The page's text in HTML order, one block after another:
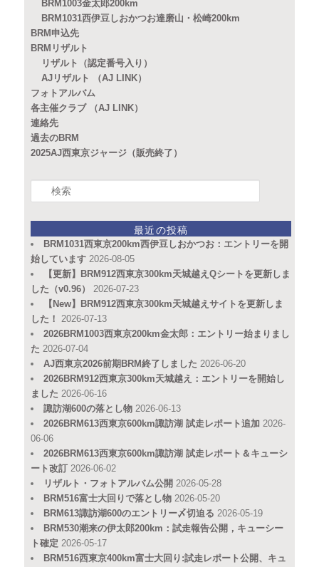
BRM1003金太郎200km
BRM1031西伊豆しおかつお達磨山・松崎200km
BRM申込先
BRMリザルト
リザルト（認定番号入り）
AJリザルト （AJ LINK）
フォトアルバム
各主催クラブ （AJ LINK）
連絡先
過去のBRM
2025AJ西東京ジャージ（販売終了）
索
最近の投稿
BRM1031西東京200km西伊豆しおかつお：エントリーを開
始しています 2026-08-05
【更新】BRM912西東京300km天城越えQシートを更新しま
した（v0.96）
2026-07-23
【New】BRM912西東京300km天城越えサイトを更新しま
した！ 2026-07-13
2026BRM1003西東京200km金太郎：エントリー始まりまし
た 2026-07-04
AJ西東京2026前期BRM終了しました 2026-06-20
2026BRM912西東京300km天城越え：エントリーを開始し
ました 2026-06-16
諏訪湖600の落とし物 2026-06-13
2026BRM613西東京600km諏訪湖 試走レポート追加 2026-
06-06
2026BRM613西東京600km諏訪湖 試走レポート＆キューシ
ート改訂 2026-06-02
リザルト・フォトアルバム公開 2026-05-28
BRM516富士大回りで落とし物 2026-05-20
BRM613諏訪湖600のエントリー〆切迫る 2026-05-19
BRM530潮来の伊太郎200km：試走報告公開，キューシー
ト確定 2026-05-17
BRM516西東京400km富士大回り:試走レポート公開、キュ